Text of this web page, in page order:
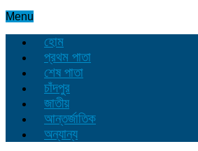
Menu
হোম
প্রথম পাতা
শেষ পাতা
চাঁদপুর
জাতীয়
আন্তর্জাতিক
অন্যান্য